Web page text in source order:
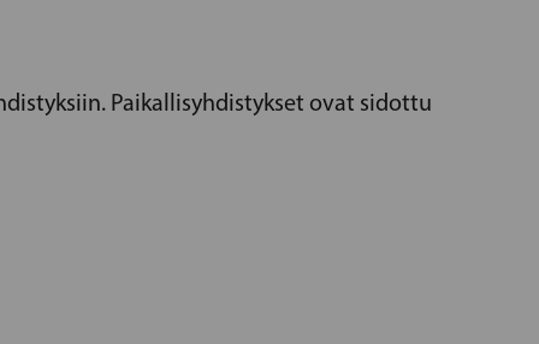
Paikallisyhdistykset ovat sidottu